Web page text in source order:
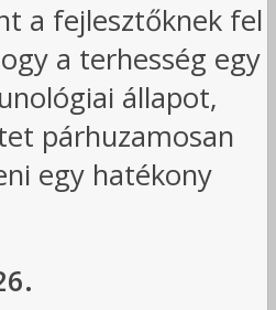
a fejlesztőknek fel
a terhesség egy
állapot,
párhuzamosan
egy hatékony